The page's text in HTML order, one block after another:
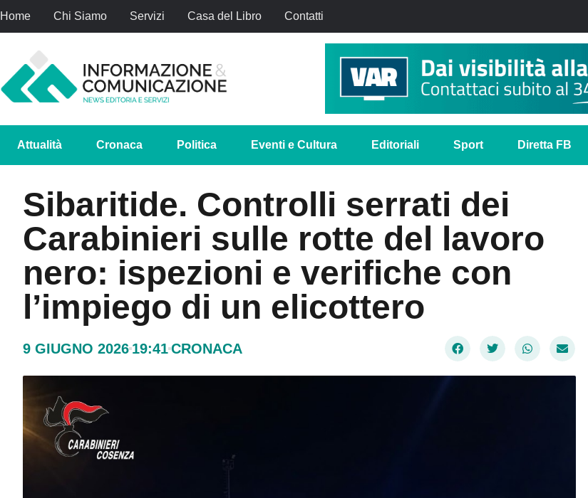
Home Chi Siamo Servizi Casa del Libro Contatti
Attualità Cronaca Politica Eventi e Cultura Editoriali Sport Diretta FB
Sibaritide. Controlli serrati dei
Carabinieri sulle rotte del lavoro
nero: ispezioni e verifiche con
l’impiego di un elicottero
9 GIUGNO 2026 19:41CRONACA